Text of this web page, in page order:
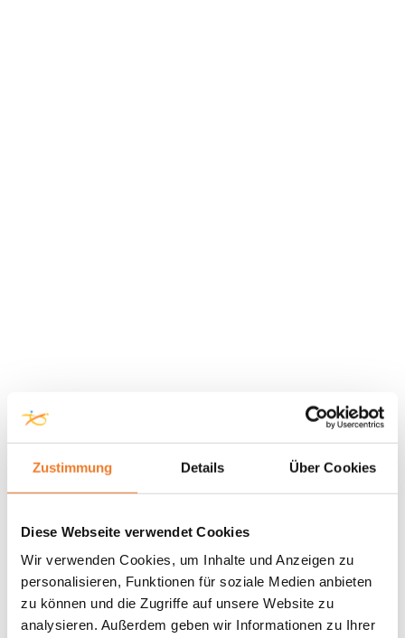
Zustimmung Details Über Cookies
Diese Webseite verwendet Cookies
Wir verwenden Cookies, um Inhalte und Anzeigen zu
personalisieren, Funktionen für soziale Medien anbieten
zu können und die Zugriffe auf unsere Website zu
analysieren. Außerdem geben wir Informationen zu Ihrer